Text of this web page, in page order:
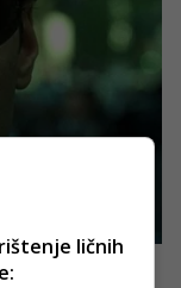
ličnih